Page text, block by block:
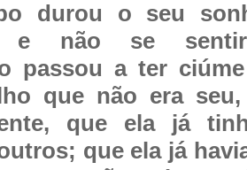
durou o seu
e não se
passou a ter
que não era seu,
que ela já
que ela já